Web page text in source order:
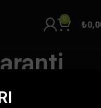
0
₺
etiketlendi